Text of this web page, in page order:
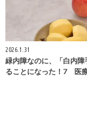
2026.1.31
緑内障なのに、「白内障
ることになった！7 医